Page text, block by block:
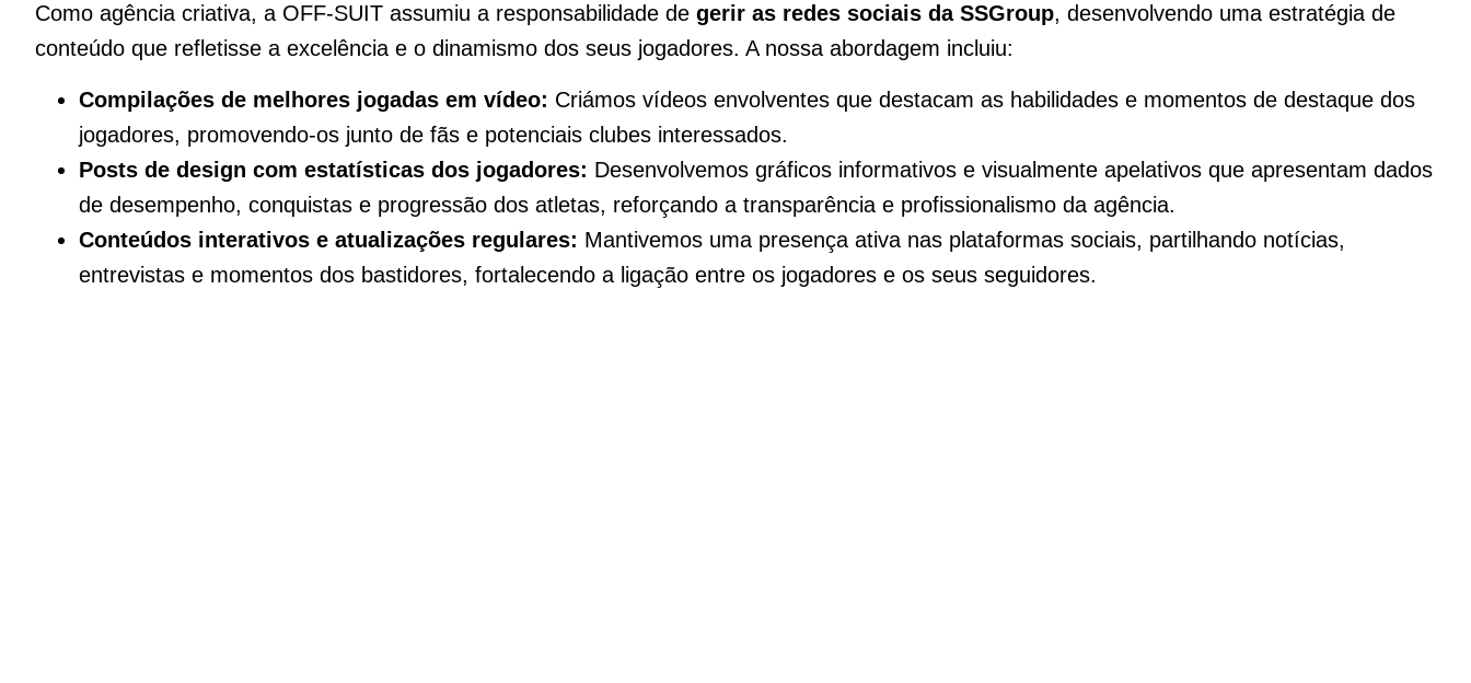
Como agência criativa, a OFF-SUIT assumiu a responsabilidade de gerir as redes sociais da SSGroup, desenvolvendo uma estratégia de
conteúdo que refletisse a excelência e o dinamismo dos seus jogadores. A nossa abordagem incluiu:
Compilações de melhores jogadas em vídeo: Criámos vídeos envolventes que destacam as habilidades e momentos de destaque dos
jogadores, promovendo-os junto de fãs e potenciais clubes interessados.
Posts de design com estatísticas dos jogadores: Desenvolvemos gráficos informativos e visualmente apelativos que apresentam dados
de desempenho, conquistas e progressão dos atletas, reforçando a transparência e profissionalismo da agência.
Conteúdos interativos e atualizações regulares: Mantivemos uma presença ativa nas plataformas sociais, partilhando notícias,
entrevistas e momentos dos bastidores, fortalecendo a ligação entre os jogadores e os seus seguidores.